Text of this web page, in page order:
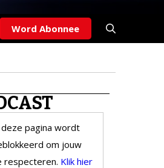
Word Abonnee
pagina wordt
om jouw
respecteren. Klik hier